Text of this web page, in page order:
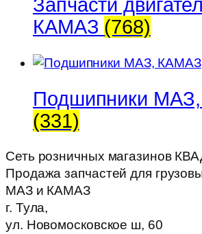
Запчасти
КАМАЗ (768)
Подшипники
(331)
Сеть розничных магазинов
Продажа запчастей для
МАЗ и КАМАЗ
г. Тула,
ул. Новомосковское ш, 60